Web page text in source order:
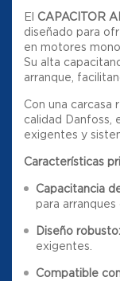
El CAPACITOR
diseñado para
en motores
Su alta
arranque,
Con una
calidad Danfoss,
exigentes y
Características
Capacitancia
para arranques
Diseño robusto:
exigentes.
Compatible